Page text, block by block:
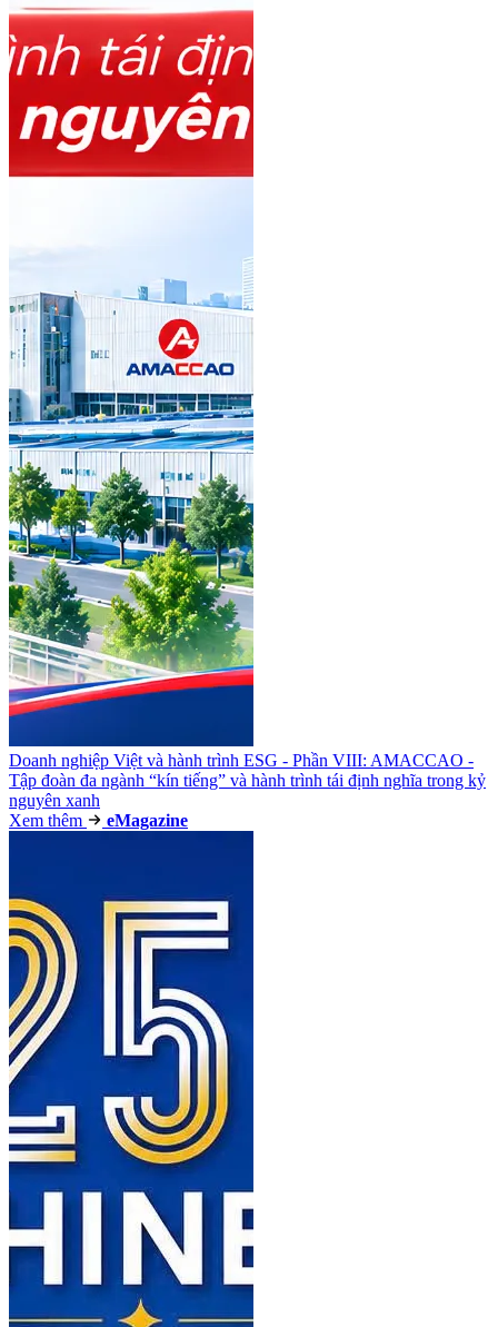
Doanh nghiệp Việt và hành trình ESG - Phần VIII: AMACCAO -
Tập đoàn đa ngành “kín tiếng” và hành trình tái định nghĩa trong kỷ
nguyên xanh
Xem thêm
eMagazine